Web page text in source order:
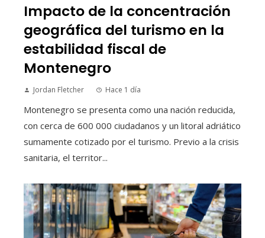
Impacto de la concentración
geográfica del turismo en la
estabilidad fiscal de
Montenegro
Jordan Fletcher Hace 1 día
Montenegro se presenta como una nación reducida,
con cerca de 600 000 ciudadanos y un litoral adriático
sumamente cotizado por el turismo. Previo a la crisis
sanitaria, el territor...